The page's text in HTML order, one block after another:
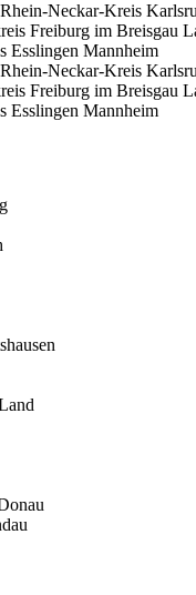
Rhein-Neckar-Kreis
Freiburg im Breisgau
Esslingen Mannheim
Rhein-Neckar-Kreis
Freiburg im Breisgau
Esslingen Mannheim